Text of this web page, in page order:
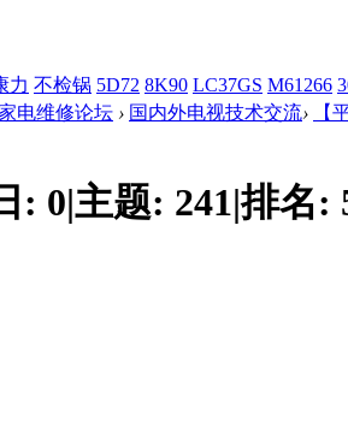
力 不检锅 5D72 8K90 LC37GS M61266
电维修论坛 › 国内外电视技术交流›
【
: 0|主题: 241|排名: